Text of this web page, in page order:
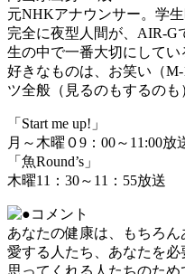
元NHKアナウンサー。学
完全に夜型人間が、AIR-
生の中で一番大切にしてい
好きなものは、お笑い（
ツ全般（見るのもするのも
「Start me up!」
月～木曜０9：00～11:00放
「魚Round’s」
木曜11：30～11：55放送
あなたの健康は、もちろ
愛する人たち、あなたを
思ってくれる人たちのた